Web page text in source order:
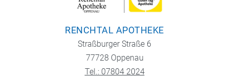
RENCHTAL APOTHEKE
Straßburger Straße 6
77728 Oppenau
Tel.: 07804 2024